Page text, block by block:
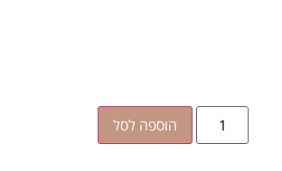
הוספה לסל